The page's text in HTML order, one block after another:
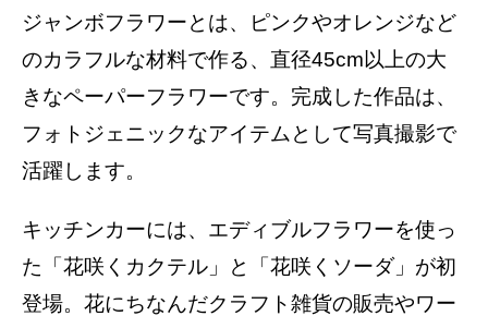
ジャンボフラワーとは、ピンクやオレンジなど
のカラフルな材料で作る、直径45cm以上の大
きなペーパーフラワーです。完成した作品は、
フォトジェニックなアイテムとして写真撮影で
活躍します。
キッチンカーには、エディブルフラワーを使っ
た「花咲くカクテル」と「花咲くソーダ」が初
登場。花にちなんだクラフト雑貨の販売やワー